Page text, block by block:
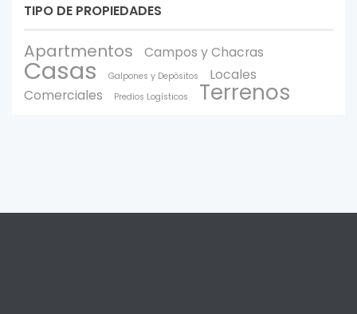
TIPO DE PROPIEDADES
Apartmentos Campos y Chacras
Casas Galpones y Depòsitos
Locales
Comerciales
Predios Logísticos Terrenos